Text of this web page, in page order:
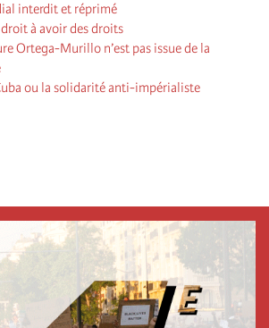
interdit et réprimé
à avoir des droits
Ortega-Murillo n’est pas issue de la
ou la solidarité anti-impérialiste